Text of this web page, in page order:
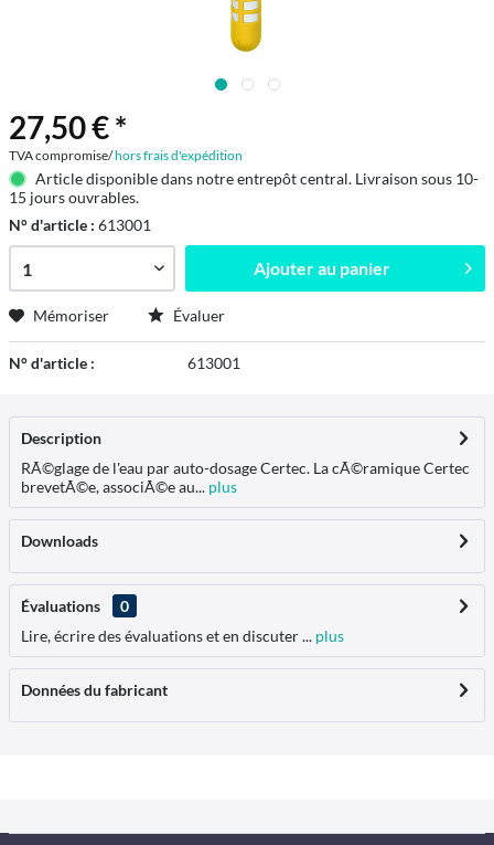
27,50 € *
TVA compromise/hors frais d'expédition
Article disponible dans notre entrepôt central. Livraison sous 10-
15 jours ouvrables.
N° d'article : 613001
Ajouter au panier
Mémoriser Évaluer
N° d'article : 613001
Description
RÃ©glage de l'eau par auto-dosage Certec. La cÃ©ramique Certec
brevetÃ©e, associÃ©e au... plus
Downloads
Évaluations
0
Lire, écrire des évaluations et en discuter ... plus
Données du fabricant